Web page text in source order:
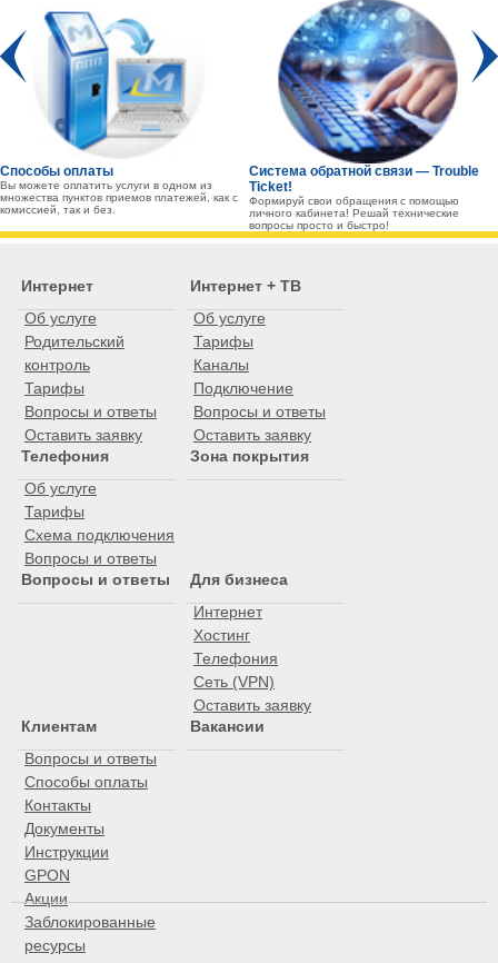
Способы оплаты
Вы можете оплатить услуги в одном из
множества пунктов приемов платежей, как с
комиссией, так и без.
Система обратной связи — Trouble
Ticket!
Формируй свои обращения с помощью
личного кабинета! Решай технические
вопросы просто и быстро!
Интернет
Об услуге
Родительский
контроль
Тарифы
Вопросы и ответы
Оставить заявку
Интернет + ТВ
Об услуге
Тарифы
Каналы
Подключение
Вопросы и ответы
Оставить заявку
Телефония
Об услуге
Тарифы
Схема подключения
Вопросы и ответы
Зона покрытия
Вопросы и ответы
Для бизнеса
Интернет
Хостинг
Телефония
Сеть (VPN)
Оставить заявку
Клиентам
Вопросы и ответы
Способы оплаты
Контакты
Документы
Инструкции
GPON
Акции
Заблокированные
ресурсы
Вакансии